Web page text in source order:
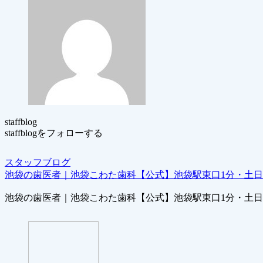
staffblog
staffblogをフォローする
スタッフブログ
池袋の歯医者｜池袋こわた歯科【公式】池袋駅東口1分・土
池袋の歯医者｜池袋こわた歯科【公式】池袋駅東口1分・土